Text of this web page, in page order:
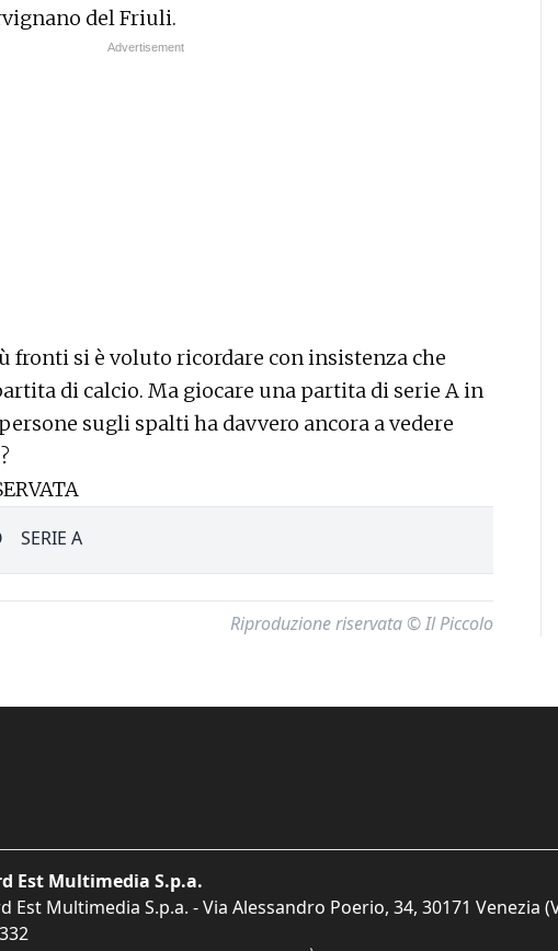
del Friuli.
fronti si è voluto ricordare con insistenza che
di calcio. Ma giocare una partita di serie A in
sugli spalti ha davvero ancora a vedere
SERIE A
Riproduzione riservata © Il Piccolo
Est Multimedia S.p.a.
Est Multimedia S.p.a. - Via Alessandro Poerio, 34, 30171 Venezia